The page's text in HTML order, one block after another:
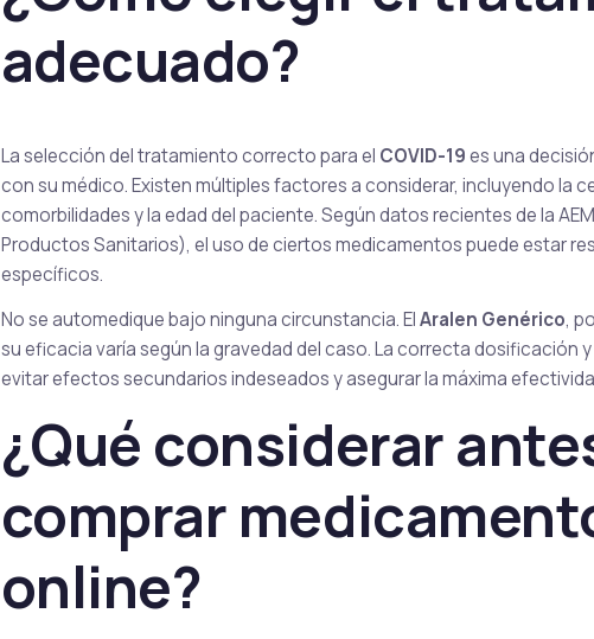
adecuado?
La selección del tratamiento correcto para el COVID-19es una
con su médico. Existen múltiples factores a considerar, incluyendo la
comorbilidades y la edad del paciente. Según datos recientes de la
Productos Sanitarios), el uso de ciertos medicamentos puede estar
específicos.
No se automedique bajo ninguna circunstancia. ElAralen Genérico,
su eficacia varía según la gravedad del caso. La correcta dosificación
evitar efectos secundarios indeseados y asegurar la máxima
¿Qué considerar
comprar
online?